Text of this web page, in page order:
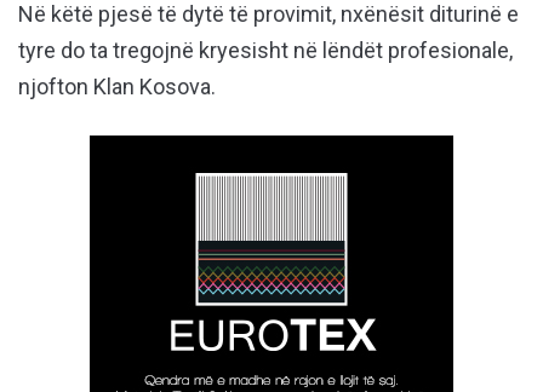
Në këtë pjesë të dytë të provimit, nxënësit diturinë e
tyre do ta tregojnë kryesisht në lëndët profesionale,
njofton Klan Kosova.